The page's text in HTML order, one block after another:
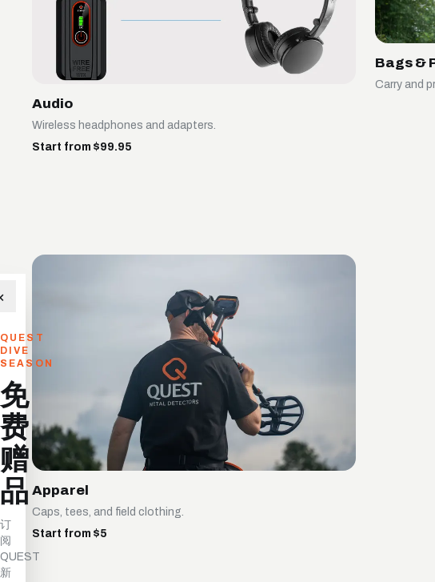
Audio
Wireless headphones and adapters.
Start from $99.95
Bags &
Carry and
Apparel
Caps, tees, and field clothing.
Start from $5
QUEST
DIVE
SEASON
免
费
赠
品
订
阅
QUEST
新